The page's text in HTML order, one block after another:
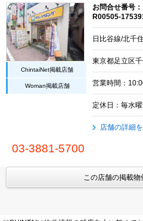
ChintaiNet掲載店舗
Woman掲載店舗
お問合せ番号：
R00505-
日比谷線/北千
東京都足立区
営業時間：
定休日：毎水曜
店舗の詳細
03-3881-5700
この店舗の掲載物